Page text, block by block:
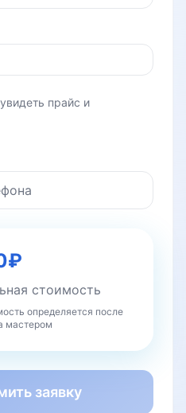
прайс и
₽
стоимость
определяется после
мастером
заявку